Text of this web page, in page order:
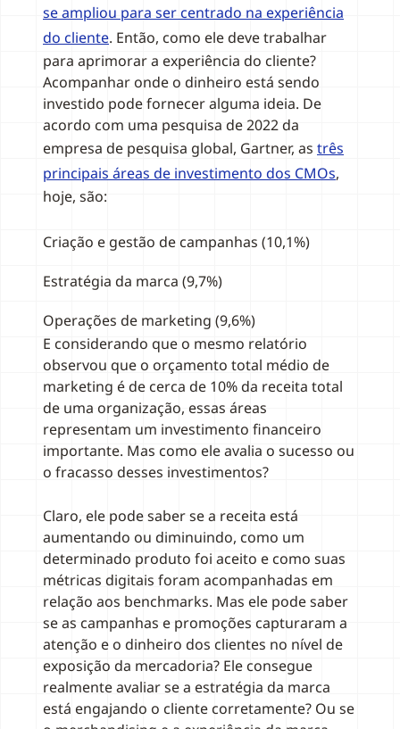
se ampliou para ser centrado na experiência
do cliente. Então, como ele deve trabalhar
para aprimorar a experiência do cliente?
Acompanhar onde o dinheiro está sendo
investido pode fornecer alguma ideia. De
acordo com uma pesquisa de 2022 da
empresa de pesquisa global, Gartner, as três
principais áreas de investimento dos CMOs,
hoje, são:
Criação e gestão de campanhas (10,1%)
Estratégia da marca (9,7%)
Operações de marketing (9,6%)
E considerando que o mesmo relatório
observou que o orçamento total médio de
marketing é de cerca de 10% da receita total
de uma organização, essas áreas
representam um investimento financeiro
importante. Mas como ele avalia o sucesso ou
o fracasso desses investimentos?
Claro, ele pode saber se a receita está
aumentando ou diminuindo, como um
determinado produto foi aceito e como suas
métricas digitais foram acompanhadas em
relação aos benchmarks. Mas ele pode saber
se as campanhas e promoções capturaram a
atenção e o dinheiro dos clientes no nível de
exposição da mercadoria? Ele consegue
realmente avaliar se a estratégia da marca
está engajando o cliente corretamente? Ou se